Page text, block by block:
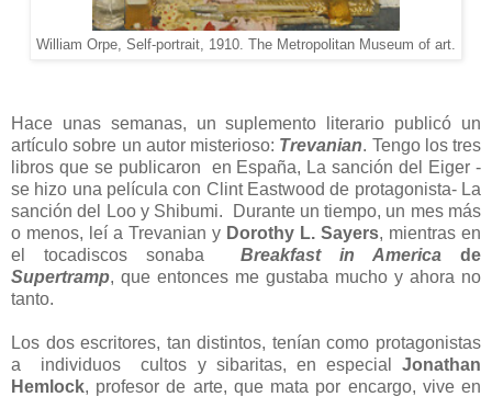
William Orpe, Self-portrait, 1910. The Metropolitan Museum of art.
Hace unas semanas, un suplemento literario publicó un
artículo sobre un autor misterioso: Trevanian. Tengo los tres
libros que se publicaron en España, La sanción del Eiger -
se hizo una película con Clint Eastwood de protagonista- La
sanción del Loo y Shibumi. Durante un tiempo, un mes más
o menos, leí a Trevanian y Dorothy L. Sayers, mientras en
el tocadiscos sonabaBreakfast in America de
Supertramp, que entonces me gustaba mucho y ahora no
tanto.
Los dos escritores, tan distintos, tenían como protagonistas
a individuos cultos y sibaritas, en especial Jonathan
Hemlock, profesor de arte, que mata por encargo, vive en